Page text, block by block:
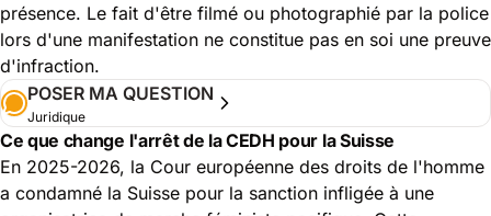
présence. Le fait d'être filmé ou photographié par la police
lors d'une manifestation ne constitue pas en soi une preuve
d'infraction.
POSER MA QUESTION
Juridique
Ce que change l'arrêt de la CEDH pour la Suisse
En 2025-2026, la Cour européenne des droits de l'homme
a condamné la Suisse pour la sanction infligée à une